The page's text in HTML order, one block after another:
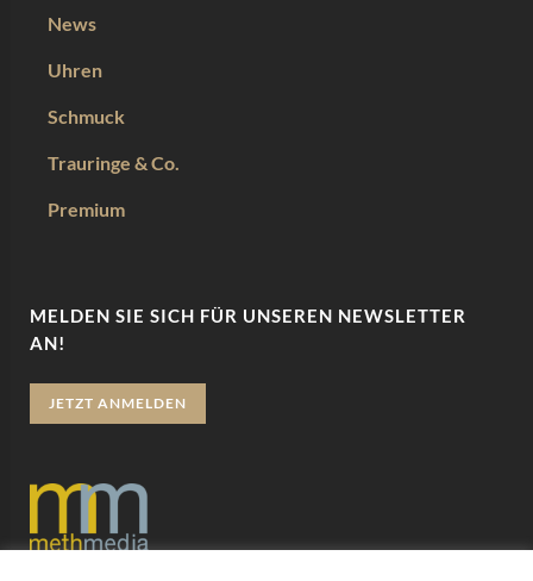
News
Uhren
Schmuck
Trauringe & Co.
Premium
MELDEN SIE SICH FÜR UNSEREN NEWSLETTER
AN!
JETZT ANMELDEN